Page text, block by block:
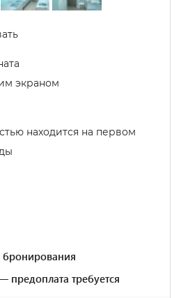
экраном
находится на первом
требуется